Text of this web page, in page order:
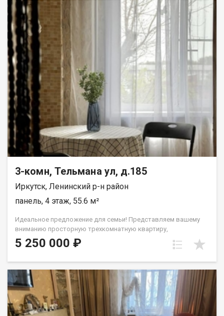
шкафа-купе. Комнаты прямоугольной формы, что обеспечит
воплощение в жизнь ваших задумок любой сложности в
дизайне. На верхних этажах (с 16-го по 19-й) планировка
расширяет возможности благодаря одной или двум террасам
с видами на ул. Советская. ООО СЗ «ДЕСС-Инвест» (Группа
строительных компаний «Восток Центр Иркутск»)
3-комн, Тельмана ул, д.185
Иркутск, Ленинский р-н район
панель, 4 этаж, 55.6 м²
Идеальное предложение для семьи! Представляем вашему
вниманию просторную трехкомнатную квартиру,
расположенную на комфортном 4 этаже 5-этажного
панельного дома по адресу: г. Иркутск, ул. Тельмана, 185.
ремонт позволит создать дом вашей мечты. Планировка:
Удобный коридор, две изолированные жилые комнаты и
просторная проходная гостиная создают функциональное
пространство для жизни. Раздельный санузел и отдельная
кухня добавляют комфорта. На окнах установлены
5 250 000 ₽